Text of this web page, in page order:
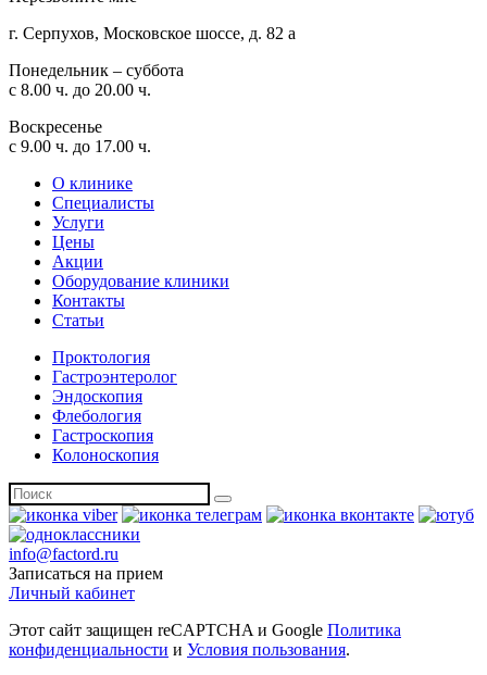
г. Серпухов, Московское шоссе, д. 82 а
Понедельник – суббота
с 8.00 ч. до 20.00 ч.
Воскресенье
с 9.00 ч. до 17.00 ч.
О клинике
Специалисты
Услуги
Цены
Акции
Оборудование клиники
Контакты
Статьи
Проктология
Гастроэнтеролог
Эндоскопия
Флебология
Гастроскопия
Колоноскопия
info@factord.ru
Записаться на прием
Личный кабинет
Этот сайт защищен reCAPTCHA и Google Политика
конфиденциальности и Условия пользования.